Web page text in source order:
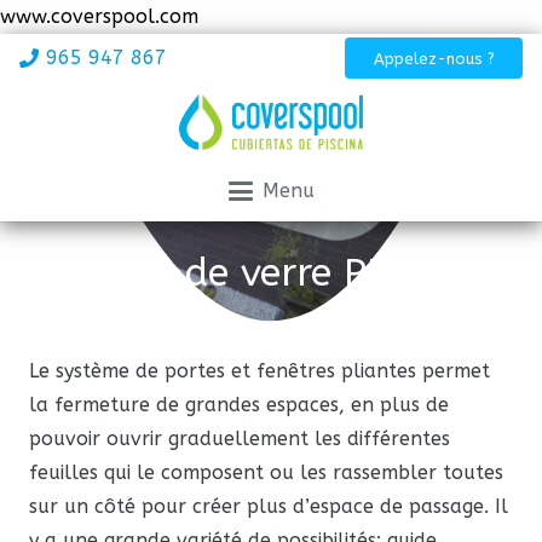
www.coverspool.com
965 947 867
Appelez-nous ?
Menu
Rideaux de verre PLIABLES
Le système de portes et fenêtres pliantes permet
la fermeture de grandes espaces, en plus de
pouvoir ouvrir graduellement les différentes
feuilles qui le composent ou les rassembler toutes
sur un côté pour créer plus d’espace de passage. Il